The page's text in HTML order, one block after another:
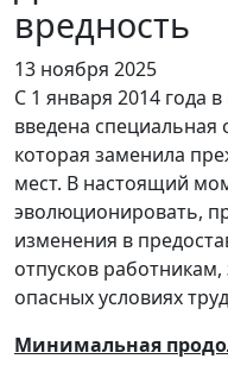
вредность
13 ноября 2025
С 1 января 2014 года
введена специальная
которая заменила
мест. В настоящий
эволюционировать,
изменения в
отпусков
опасных условиях
Минимальная